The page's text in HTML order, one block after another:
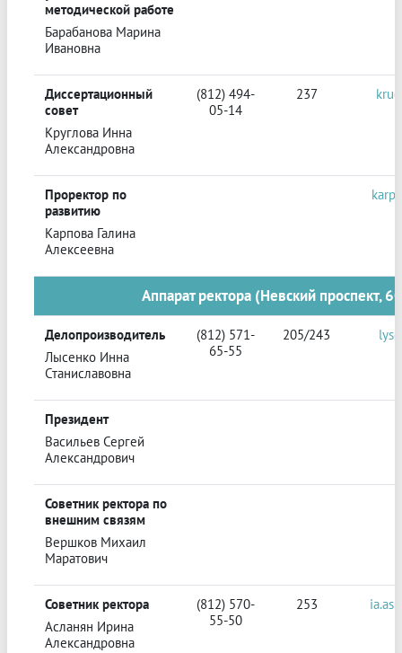
методической работе
Барабанова Марина
Ивановна
Диссертационный
совет
Круглова Инна
Александровна
(812) 494-
05-14
237
Проректор по
развитию
Карпова Галина
Алексеевна
Аппарат ректора (Невский проспект,
Делопроизводитель
Лысенко Инна
Станиславовна
(812) 571-
65-55
205/243
Президент
Васильев Сергей
Александрович
Советник ректора по
внешним связям
Вершков Михаил
Маратович
Советник ректора
Асланян Ирина
Александровна
(812) 570-
55-50
253